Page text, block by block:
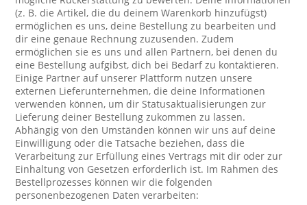
(z. B. die Artikel, die du deinem Warenkorb hinzufügst)
ermöglichen es uns, deine Bestellung zu bearbeiten und
dir eine genaue Rechnung zuzusenden. Zudem
ermöglichen sie es uns und allen Partnern, bei denen du
eine Bestellung aufgibst, dich bei Bedarf zu kontaktieren.
Einige Partner auf unserer Plattform nutzen unsere
externen Lieferunternehmen, die deine Informationen
verwenden können, um dir Statusaktualisierungen zur
Lieferung deiner Bestellung zukommen zu lassen.
Abhängig von den Umständen können wir uns auf deine
Einwilligung oder die Tatsache beziehen, dass die
Verarbeitung zur Erfüllung eines Vertrags mit dir oder zur
Einhaltung von Gesetzen erforderlich ist. Im Rahmen des
Bestellprozesses können wir die folgenden
personenbezogenen Daten verarbeiten: